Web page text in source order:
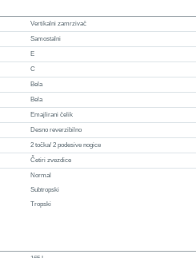
Vertikalni zamrzivač
Samostalni
E
C
Bela
Bela
Emajlirani čelik
Desno reverzibilno
2 točka/ 2 podesive nogice
Četiri zvezdice
Normal
Subtropski
Tropski